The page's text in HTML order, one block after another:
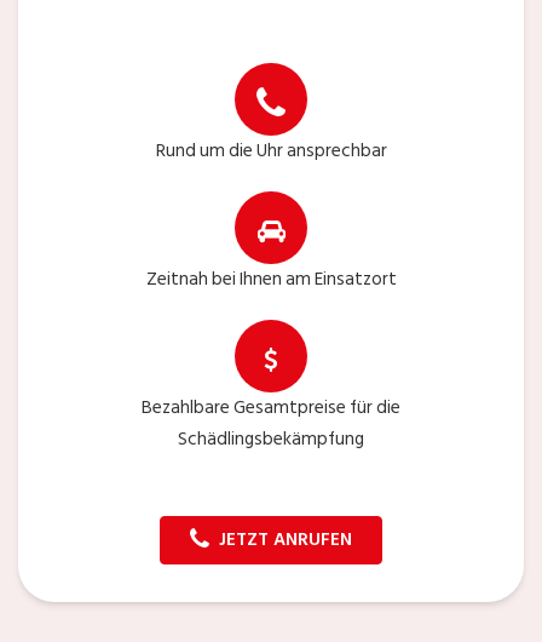
Rund um die Uhr ansprechbar
Zeitnah bei Ihnen am Einsatzort
Bezahlbare Gesamtpreise für die
Schädlingsbekämpfung
JETZT ANRUFEN